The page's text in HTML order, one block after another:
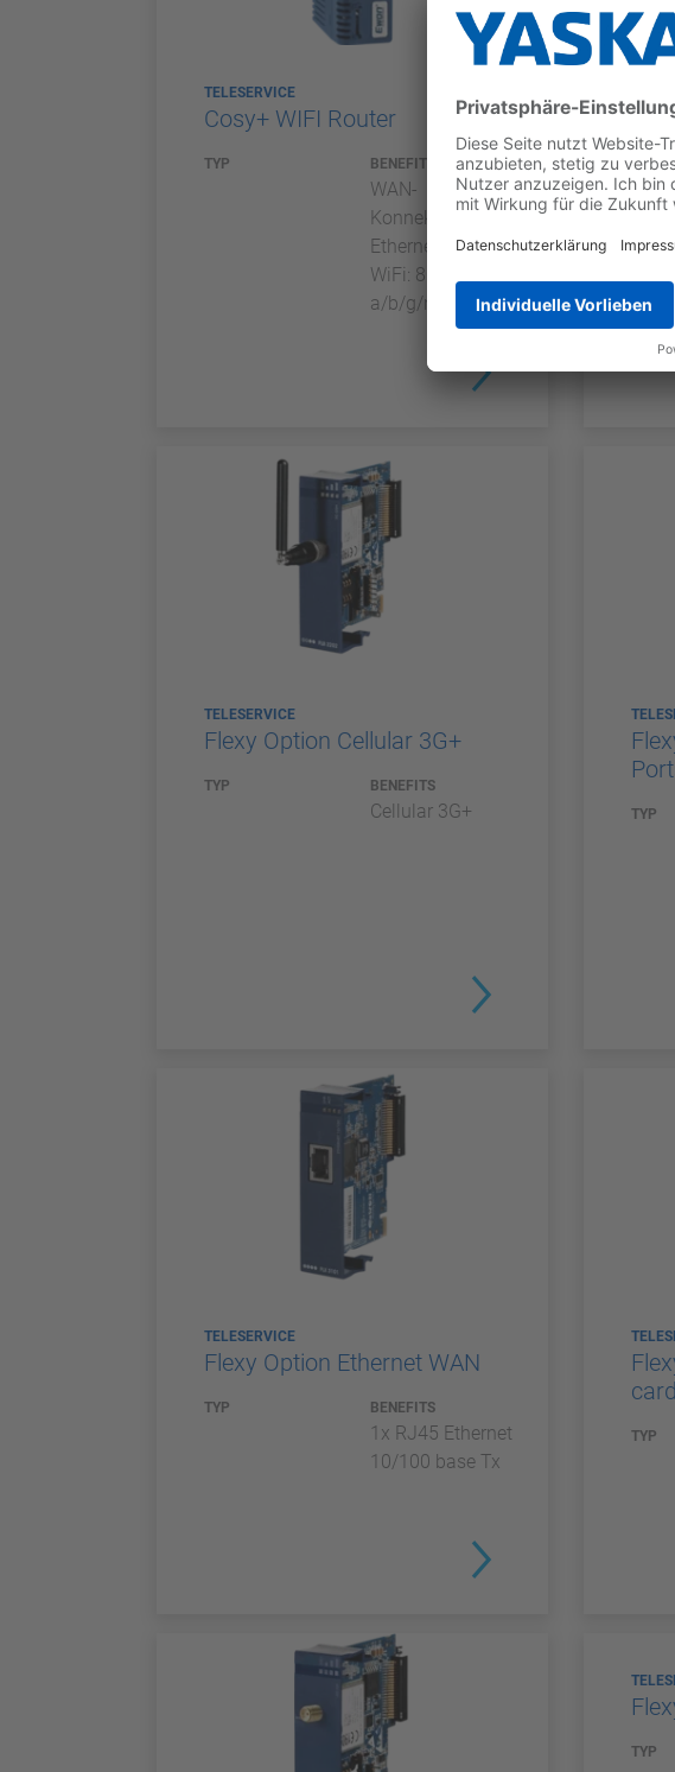
TELESERVICE
Cosy+ WIFI Router
TYP BENEFITS
WAN-
Konnektivität:
Ethernet oder
WiFi: 802.11
a/b/g/n
TYP
TELESERVICE
Flexy Option Cellular 3G+
TYP BENEFITS
Cellular 3G+ TYP
TELESERVICE
Flexy Option Ethernet WAN
TYP BENEFITS
1x RJ45 Ethernet
10/100 base Tx
card
TYP
TYP